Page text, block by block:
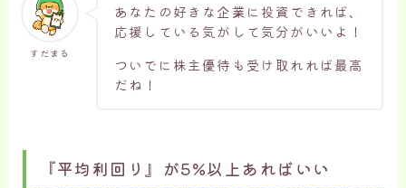
すだまる
あなたの好きな企業に投資できれば、
応援している気がして気分がいいよ！
ついでに株主優待も受け取れれば最高
だね！
『平均利回り』が5%以上あればいい